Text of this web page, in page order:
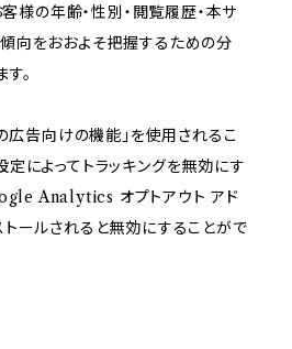
様の年齢・性別・閲覧履歴・本サ
向をおおよそ把握するための分
。
告向けの機能」を使用されるこ
定によってトラッキングを無効にす
Analytics オプトアウト アド
トールされると無効にすることがで